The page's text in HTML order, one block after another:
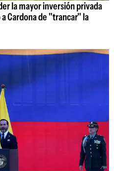
la mayor inversión privada
Cardona de "trancar" la